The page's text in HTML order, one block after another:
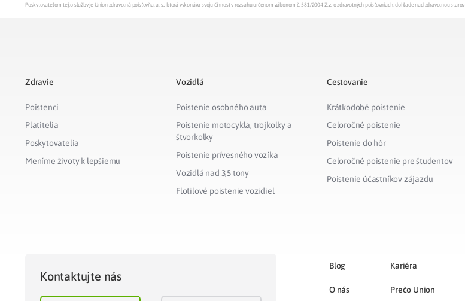
Poskytovateľom tejto služby je Union zdravotná poisťovňa, a. s., ktorá vykonáva svoju činnosť v rozsahu určenom zákonom č. 581/2004 Z.z. o zdravotných poisťovniach, dohľade nad zdravotnou
Zdravie
Poistenci
Platitelia
Poskytovatelia
Meníme životy k lepšiemu
Vozidlá
Poistenie osobného auta
Poistenie motocykla, trojkolky a
štvorkolky
Poistenie prívesného vozíka
Vozidlá nad 3,5 tony
Flotilové poistenie vozidiel
Cestovanie
Krátkodobé poistenie
Celoročné poistenie
Poistenie do hôr
Celoročné poistenie pre študentov
Poistenie účastníkov zájazdu
Kontaktujte nás
Blog
O nás
Kariéra
Prečo Union